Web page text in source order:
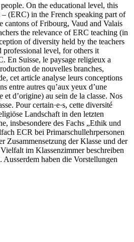
On the educational level, this
(ERC) in the French speaking part of
cantons of Fribourg, Vaud and Valais
the relevance of ERC teaching (in
of diversity held by the teachers
professional level, for others it
En Suisse, le paysage religieux a
de nouvelles branches,
cet article analyse leurs conceptions
entre autres qu’aux yeux d’une
et d’origine) au sein de la classe. Nos
Pour certain·e·s, cette diversité
Landschaft in den letzten
insbesondere des Fachs „Ethik und
ECR bei Primarschullehrpersonen
Zusammensetzung der Klasse und der
im Klassenzimmer beschreiben
haben die Vorstellungen